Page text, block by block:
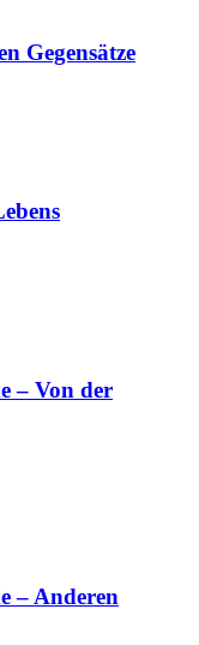
Gegensätze
– Von der
– Anderen